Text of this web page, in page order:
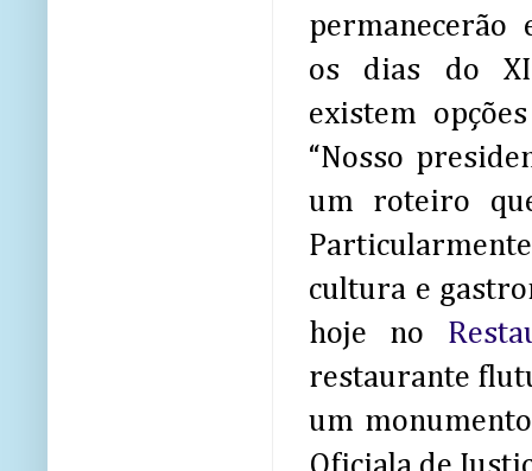
permanecerão
os dias do XI
existem
“Nosso
um roteiro
cultura e
hoje no
restaurante
um